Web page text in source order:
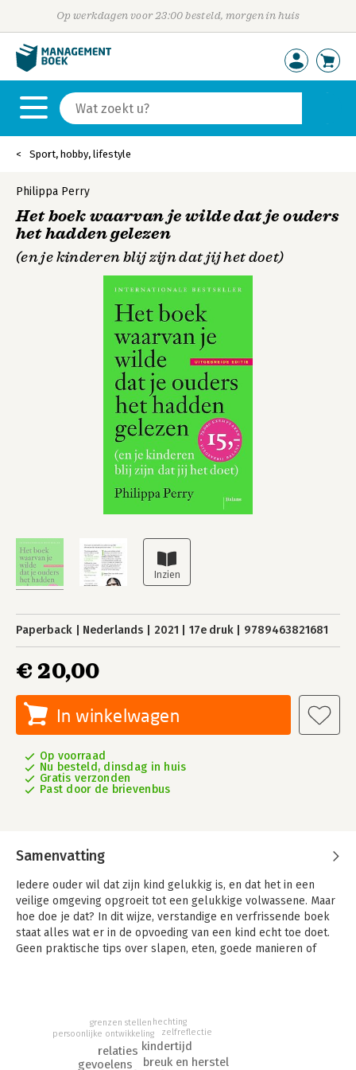
Op werkdagen voor 23:00 besteld, morgen in huis
Sport, hobby, lifestyle
Philippa Perry
Het boek waarvan je wilde dat je ouders
het hadden gelezen
(en je kinderen blij zijn dat jij het doet)
Paperback Nederlands 2021 17e druk 9789463821681
€ 20,00
In winkelwagen
Op voorraad
Nu besteld, dinsdag in huis
Gratis verzonden
Past door de brievenbus
Samenvatting
Iedere ouder wil dat zijn kind gelukkig is, en dat het in een
veilige omgeving opgroeit tot een gelukkige volwassene. Maar
hoe doe je dat? In dit wijze, verstandige en verfrissende boek
staat alles wat er in de opvoeding van een kind echt toe doet.
Geen praktische tips over slapen, eten, goede manieren of
wetenschappelijke inzichten en haar persoonlijke ervaringen
als ouder, behandelt Philippa Perry de grote vragen van de
ouder-kindrelatie, van baby tot tienerjaren. Hoe ga je om met
gevoelens
relaties kindertijd
breuk en herstel
persoonlijke ontwikkeling
grenzen stellen hechting
zelfreflectie